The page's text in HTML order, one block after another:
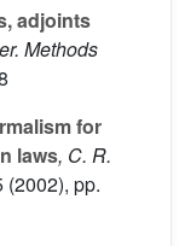
adjoints
Methods
for
laws, C. R.
(2002), pp.